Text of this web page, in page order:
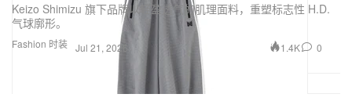
Fashion 时装
Keizo Shimizu 旗下品牌以轻盈透气的肌理面料，重塑标志性 H.D.
气球廓形。
Jul 21, 2026 1.4K 0